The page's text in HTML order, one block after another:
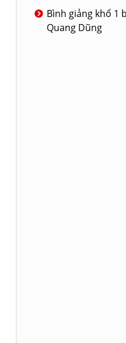
Bình giảng khổ 1
Quang Dũng